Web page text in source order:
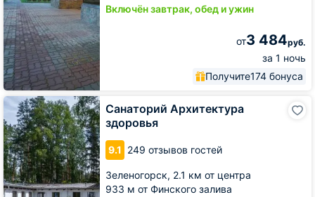
Включён завтрак, обед и ужин
от3 484руб.
за 1 ночь
Получите174 бонуса
Санаторий Архитектура
здоровья
9.1 249 отзывов гостей
Зеленогорск, 2.1 км от центра
933 м от Финского залива
Санаторий
Архитектура
здоровья